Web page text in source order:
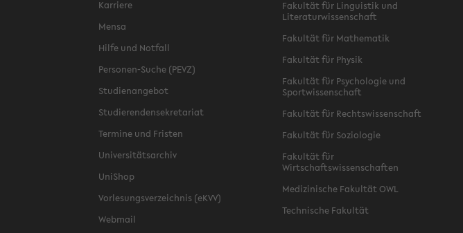
Karriere
Mensa
Hilfe und Notfall
Personen-Suche (PEVZ)
Studienangebot
Studierendensekretariat
Termine und Fristen
Universitätsarchiv
UniShop
Vorlesungsverzeichnis (eKVV)
Webmail
Fakultät für Linguistik und
Literaturwissenschaft
Fakultät für Mathematik
Fakultät für Physik
Fakultät für Psychologie und
Sportwissenschaft
Fakultät für Rechtswissenschaft
Fakultät für Soziologie
Fakultät für
Wirtschaftswissenschaften
Medizinische Fakultät OWL
Technische Fakultät